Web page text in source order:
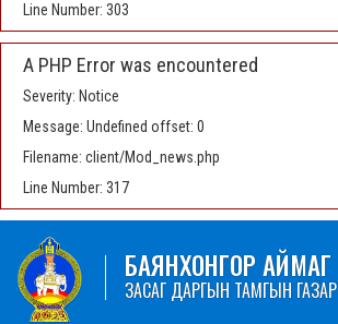
Line Number: 303
A PHP Error was encountered
Severity: Notice
Message: Undefined offset: 0
Filename: client/Mod_news.php
Line Number: 317
БАЯНХОНГОР АЙМАГ
ЗАСАГ ДАРГЫН ТАМГЫН ГАЗАР